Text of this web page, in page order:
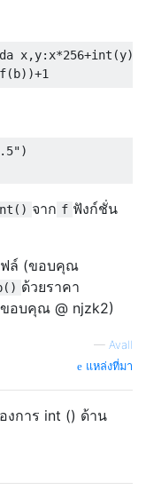
x,y: x*256+int (y),
f( b))+1
จาก f ฟังก์ชั่น
ล์ (ขอบคุณ
ด้วยราคา
อบคุณ @ njzk2)
— Avall
แหล่งที่มา
งการ int () ด้าน